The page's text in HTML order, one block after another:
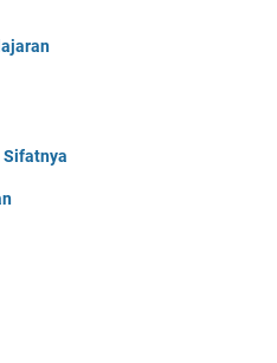
Sifatnya